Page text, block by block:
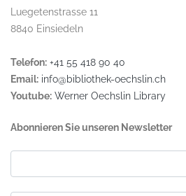
Luegetenstrasse 11
8840 Einsiedeln
Telefon: +41 55 418 90 40
Email: info@bibliothek-oechslin.ch
Youtube: Werner Oechslin Library
Abonnieren Sie unseren Newsletter